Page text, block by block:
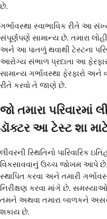
છે.
ગર્ભાવસ્થા સ્વાભાવિક રીતે આ
સંપૂર્ણપણે સામાન્ય છે. તમારા
અને આ પાતળું થવાથી ટેસ્ટના
આરોગ્ય સંભાળ પ્રદાતા આ
સામાન્ય ગર્ભાવસ્થા ફેરફારો
રીતે કરવો તે જાણે છે.
જો તમારા પરિવારમાં
ડૉક્ટર આ ટેસ્ટ શા
લીવરની સ્થિતિનો પારિવારિક
વિકસાવવાનું ઉચ્ચ જોખમ આપે
સ્થાપિત કરવા અને તમારી
નિરીક્ષણ કરવા માંગે છે.
તમને અથવા તમારા બાળકને
શકાય છે.